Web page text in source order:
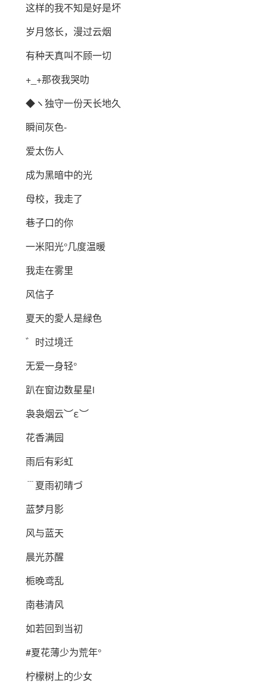
这样的我不知是好是坏
岁月悠长，漫过云烟
有种天真叫不顾一切
+_+那夜我哭叻
◆ヽ独守一份天长地久
瞬间灰色-
爱太伤人
成为黑暗中的光
母校，我走了
巷子口的你
一米阳光°几度温暖
我走在雾里
风信子
夏天的愛人是緑色
゛时过境迁
无爱一身轻°
趴在窗边数星星i
袅袅烟云︶ε︶
花香满园
雨后有彩虹
﹉夏雨初晴づ
蓝梦月影
风与蓝天
晨光苏醒
栀晚鸢乱
南巷清风
如若回到当初
#夏花薄少为荒年°
柠檬树上的少女